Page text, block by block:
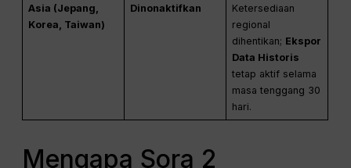
Asia (Jepang,
Korea, Taiwan)
Dinonaktifkan
Ketersediaan
regional
dihentikan; Ekspor
Data Historis
tetap aktif selama
masa tenggang 30
hari.
Mengapa Sora 2